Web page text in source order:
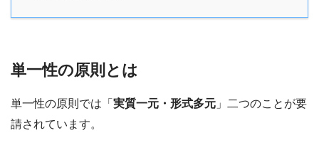
単一性の原則とは
単一性の原則では「 実質一元・形式多元 」二つのことが要
請されています。